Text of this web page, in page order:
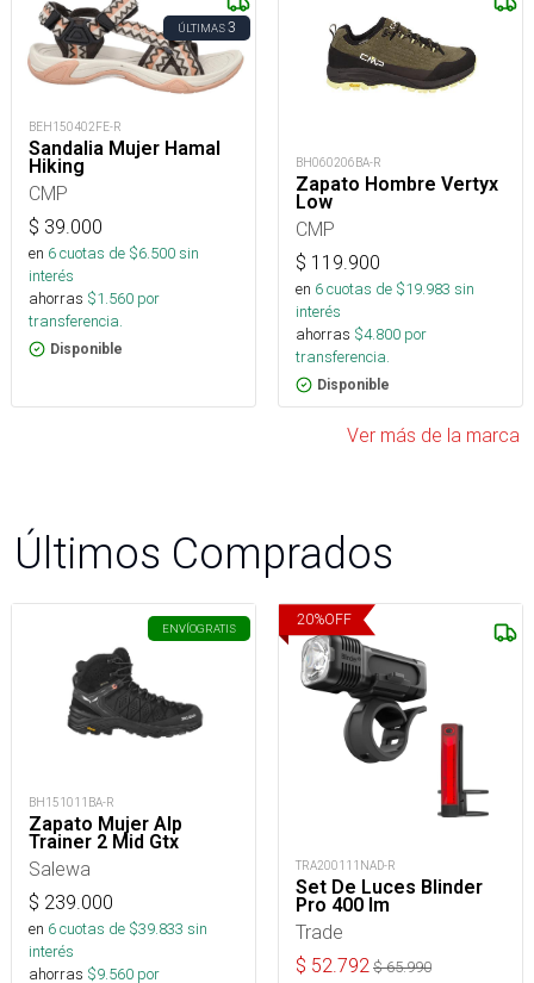
ÚLTIMAS3
BEH150402FE-R
Sandalia Mujer Hamal
Hiking
CMP
$ 39.000
en 6cuotas de $6.500sin
interés
ahorras $1.560 por
transferencia.
Disponible
BH060206BA-R
Zapato Hombre Vertyx
Low
CMP
$ 119.900
en 6cuotas de $19.983 sin
interés
ahorras $4.800 por
transferencia.
Disponible
Ver más de la marca
Últimos Comprados
ENVÍOGRATIS
BH151011BA-R
Zapato Mujer Alp
Trainer 2 Mid Gtx
Salewa
$ 239.000
en 6cuotas de $39.833 sin
interés
ahorras $9.560 por
20%OFF
TRA200111NAD-R
Set De Luces Blinder
Pro 400 lm
Trade
$ 52.792 $65.990